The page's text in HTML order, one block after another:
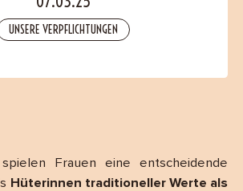
UNSERE VERPFLICHTUNGEN
spielen Frauen eine entscheidende
Hüterinnen traditioneller Werte als